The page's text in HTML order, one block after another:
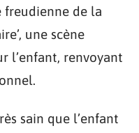
freudienne de la
une scène
l’enfant, renvoyant
sain que l’enfant